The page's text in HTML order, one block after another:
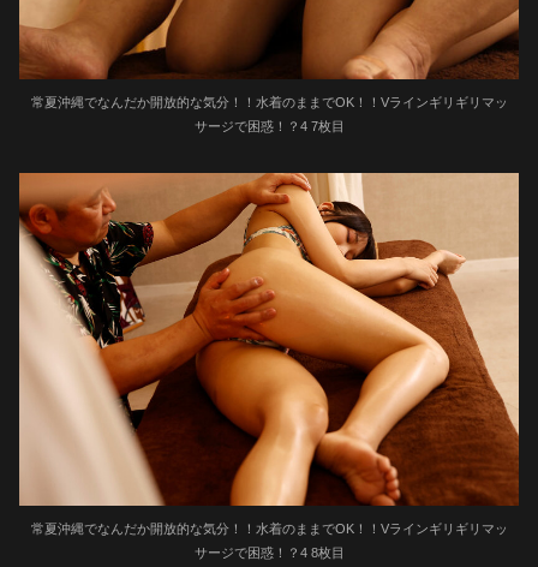
常夏沖縄でなんだか開放的な気分！！水着のままでOK！！Vラインギリギリマッ
サージで困惑！？4 7枚目
常夏沖縄でなんだか開放的な気分！！水着のままでOK！！Vラインギリギリマッ
サージで困惑！？4 8枚目